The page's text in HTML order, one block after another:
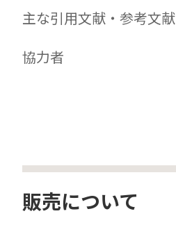
主な引用文献・参考文献
協力者
販売について